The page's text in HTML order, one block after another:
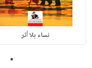
نساء بلا أثر
1